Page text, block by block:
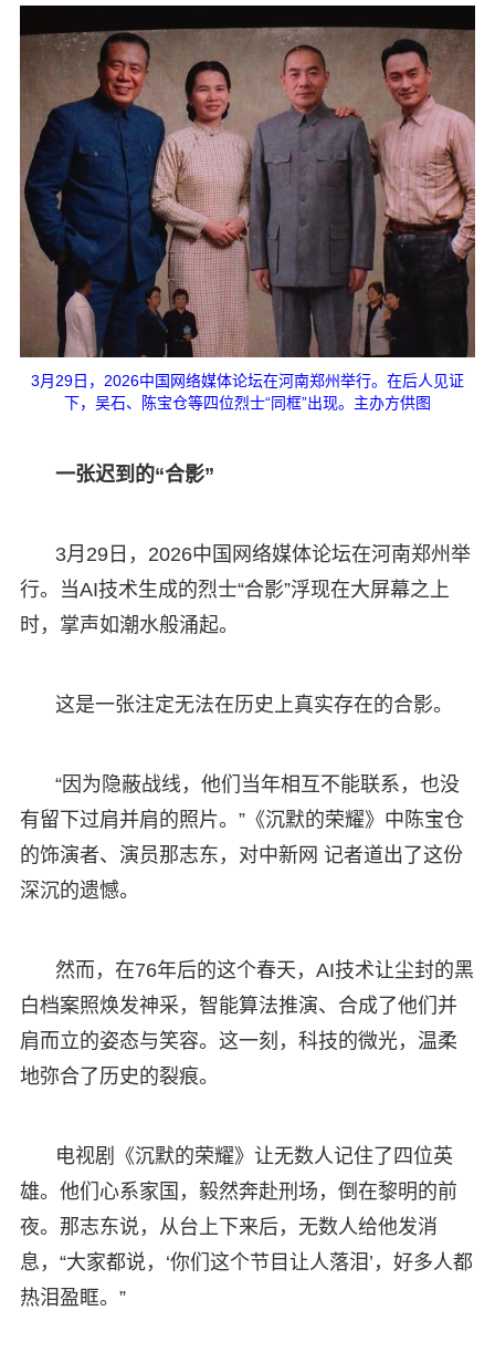
3月29日，2026中国网络媒体论坛在河南郑州举行。在后人见证
下，吴石、陈宝仓等四位烈士“同框”出现。主办方供图
一张迟到的“合影”
3月29日，2026中国网络媒体论坛在河南郑州举
行。当AI技术生成的烈士“合影”浮现在大屏幕之上
时，掌声如潮水般涌起。
这是一张注定无法在历史上真实存在的合影。
“因为隐蔽战线，他们当年相互不能联系，也没
有留下过肩并肩的照片。”《沉默的荣耀》中陈宝仓
的饰演者、演员那志东，对中新网 记者道出了这份
深沉的遗憾。
然而，在76年后的这个春天，AI技术让尘封的黑
白档案照焕发神采，智能算法推演、合成了他们并
肩而立的姿态与笑容。这一刻，科技的微光，温柔
地弥合了历史的裂痕。
电视剧《沉默的荣耀》让无数人记住了四位英
雄。他们心系家国，毅然奔赴刑场，倒在黎明的前
夜。那志东说，从台上下来后，无数人给他发消
息，“大家都说，‘你们这个节目让人落泪’，好多人都
热泪盈眶。”